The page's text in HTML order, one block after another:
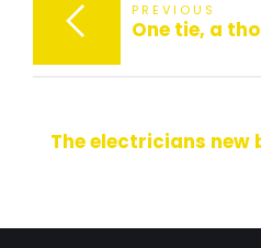
PREVIOUS
One tie, a
The electricians new